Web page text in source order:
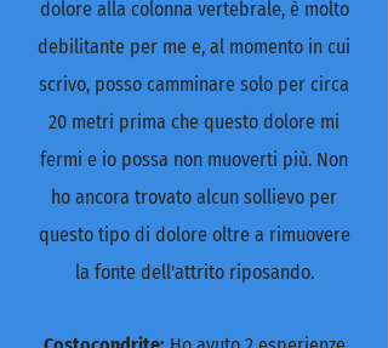
dolore alla colonna vertebrale, è molto
debilitante per me e, al momento in cui
scrivo, posso camminare solo per circa
20 metri prima che questo dolore mi
fermi e io possa non muoverti più. Non
ho ancora trovato alcun sollievo per
questo tipo di dolore oltre a rimuovere
la fonte dell'attrito riposando.